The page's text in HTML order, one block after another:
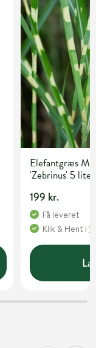
Elefantgræs
'Zebrinus' 5
199 kr.
Få leveret
Klik & Hent i